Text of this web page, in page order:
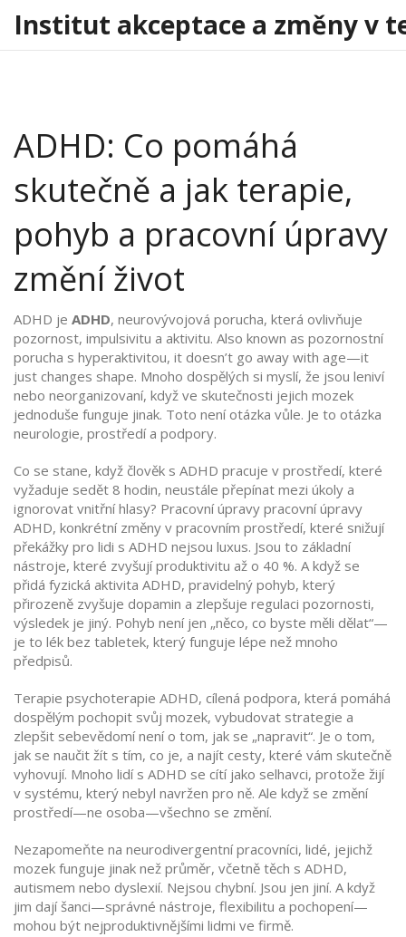
Institut akceptace a změny v
ADHD: Co pomáhá
skutečně a jak terapie,
pohyb a pracovní úpravy
změní život
ADHD je ADHD, neurovývojová porucha, která ovlivňuje
pozornost, impulsivitu a aktivitu. Also known as pozornostní
porucha s hyperaktivitou, it doesn’t go away with age—it
just changes shape. Mnoho dospělých si myslí, že jsou leniví
nebo neorganizovaní, když ve skutečnosti jejich mozek
jednoduše funguje jinak. Toto není otázka vůle. Je to otázka
neurologie, prostředí a podpory.
Co se stane, když člověk s ADHD pracuje v prostředí, které
vyžaduje sedět 8 hodin, neustále přepínat mezi úkoly a
ignorovat vnitřní hlasy? Pracovní úpravy pracovní úpravy
ADHD, konkrétní změny v pracovním prostředí, které snižují
překážky pro lidi s ADHD nejsou luxus. Jsou to základní
nástroje, které zvyšují produktivitu až o 40 %. A když se
přidá fyzická aktivita ADHD, pravidelný pohyb, který
přirozeně zvyšuje dopamin a zlepšuje regulaci pozornosti,
výsledek je jiný. Pohyb není jen „něco, co byste měli dělat“—
je to lék bez tabletek, který funguje lépe než mnoho
předpisů.
Terapie psychoterapie ADHD, cílená podpora, která pomáhá
dospělým pochopit svůj mozek, vybudovat strategie a
zlepšit sebevědomínení o tom, jak se „napravit“. Je o tom,
jak se naučit žít s tím, co je, a najít cesty, které vám skutečně
vyhovují. Mnoho lidí s ADHD se cítí jako selhavci, protože žijí
v systému, který nebyl navržen pro ně. Ale když se změní
prostředí—ne osoba—všechno se změní.
Nezapomeňte na neurodivergentní pracovníci, lidé, jejichž
mozek funguje jinak než průměr, včetně těch s ADHD,
autismem nebo dyslexií. Nejsou chybní. Jsou jen jiní. A když
jim dají šanci—správné nástroje, flexibilitu a pochopení—
mohou být nejproduktivnějšími lidmi ve firmě.